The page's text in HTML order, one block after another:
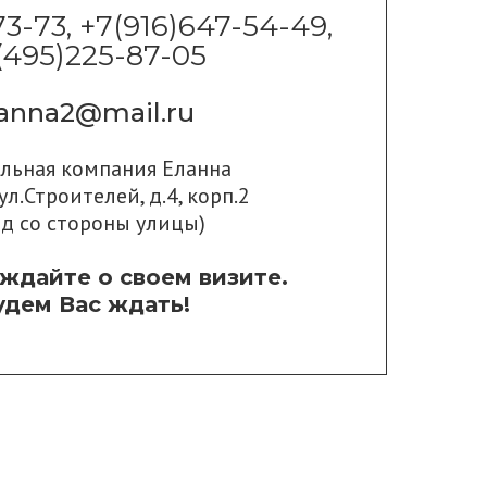
73, +7(916)647-54-49,
87-05
компания Еланна
д.4, корп.2
со стороны улицы)
о своем визите.
Вас ждать!